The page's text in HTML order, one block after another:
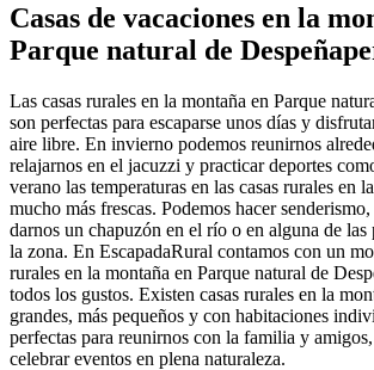
Casas de vacaciones en la
Parque natural de
Las casas rurales en la montaña en Parque
son perfectas para escaparse unos días y
aire libre. En invierno podemos reunirnos
relajarnos en el jacuzzi y practicar deportes
verano las temperaturas en las casas rurales en
mucho más frescas. Podemos hacer
darnos un chapuzón en el río o en alguna de las
la zona. En EscapadaRural contamos con un
rurales en la montaña en Parque natural de
todos los gustos. Existen casas rurales en la
grandes, más pequeños y con habitaciones
perfectas para reunirnos con la familia y
celebrar eventos en plena naturaleza.